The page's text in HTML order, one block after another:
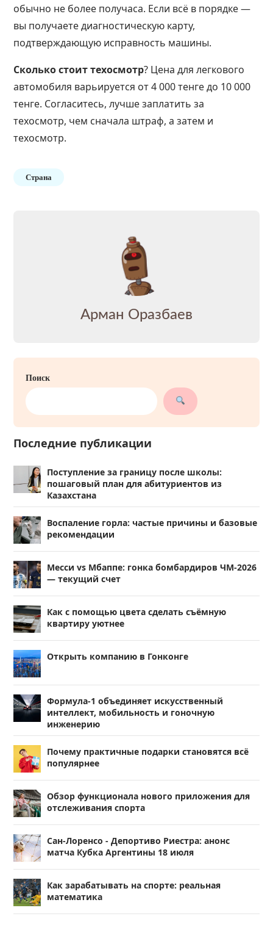
обычно не более получаса. Если всё в порядке —
вы получаете диагностическую карту,
подтверждающую исправность машины.
Сколько стоит техосмотр? Цена для легкового
автомобиля варьируется от 4 000 тенге до 10 000
тенге. Согласитесь, лучше заплатить за
техосмотр, чем сначала штраф, а затем и
техосмотр.
Страна
Арман Оразбаев
Поиск
Последние публикации
Поступление за границу после школы:
пошаговый план для абитуриентов из
Казахстана
Воспаление горла: частые причины и базовые
рекомендации
Месси vs Мбаппе: гонка бомбардиров ЧМ-2026
— текущий счет
Как с помощью цвета сделать съёмную
квартиру уютнее
Открыть компанию в Гонконге
Формула-1 объединяет искусственный
интеллект, мобильность и гоночную
инженерию
Почему практичные подарки становятся всё
популярнее
Обзор функционала нового приложения для
отслеживания спорта
Сан-Лоренсо - Депортиво Риестра: анонс
матча Кубка Аргентины 18 июля
Как зарабатывать на спорте: реальная
математика